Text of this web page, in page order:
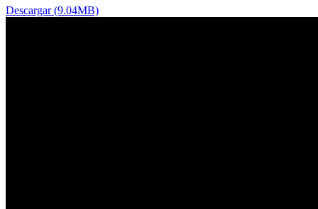
Descargar (9.04MB)